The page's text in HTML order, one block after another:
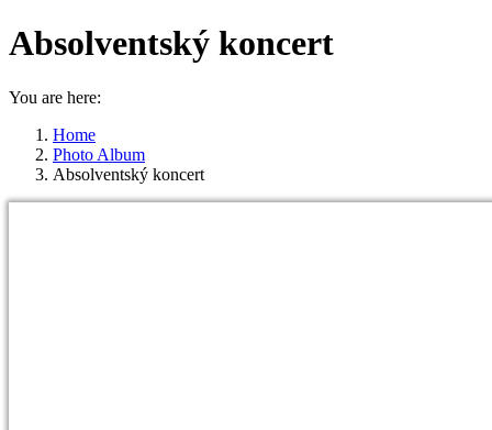
Absolventský koncert
You are here:
Home
Photo Album
Absolventský koncert